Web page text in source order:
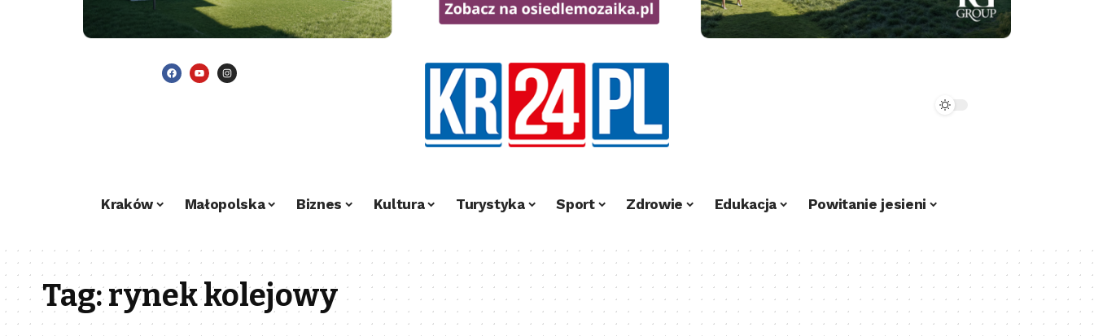
Kraków Małopolska Biznes Kultura Turystyka Sport Zdrowie Edukacja Powitanie jesieni
Tag:rynek kolejowy